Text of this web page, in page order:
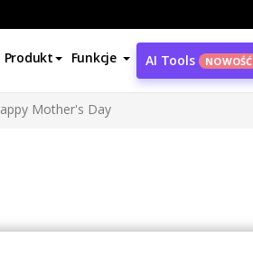
Produkt Funkcje AI Tools NOWOŚĆ
Mother's Day